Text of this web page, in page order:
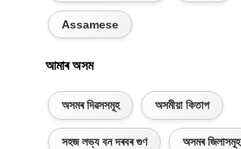
Assamese
আমাৰ অসম
অসমৰ দিৱসসমূহ অসমীয়া কিতাপ
সহজ লভ্য বন দৰবৰ গুণ অসমৰ জিলাসমূহ